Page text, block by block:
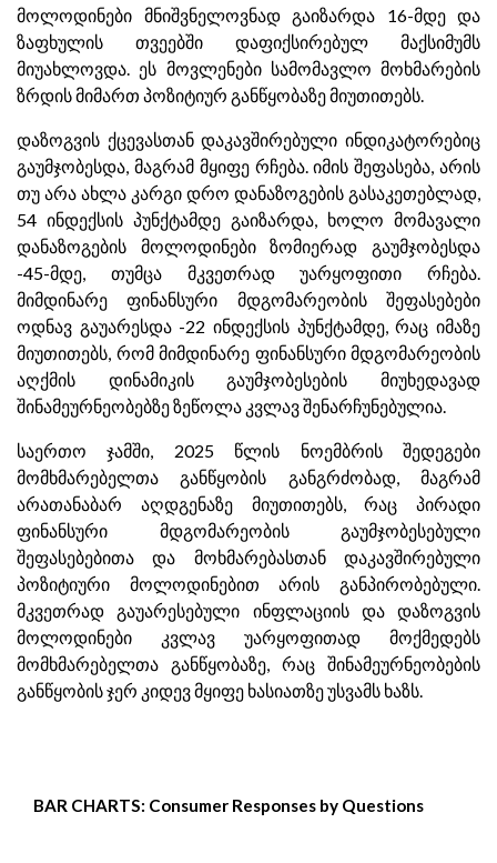
მოლოდინები მნიშვნელოვნად გაიზარდა 16-მდე და
ზაფხულის თვეებში დაფიქსირებულ მაქსიმუმს
მიუახლოვდა. ეს მოვლენები სამომავლო მოხმარების
ზრდის მიმართ პოზიტიურ განწყობაზე მიუთითებს.
დაზოგვის ქცევასთან დაკავშირებული ინდიკატორებიც
გაუმჯობესდა, მაგრამ მყიფე რჩება. იმის შეფასება, არის
თუ არა ახლა კარგი დრო დანაზოგების გასაკეთებლად,
54 ინდექსის პუნქტამდე გაიზარდა, ხოლო მომავალი
დანაზოგების მოლოდინები ზომიერად გაუმჯობესდა
-45-მდე, თუმცა მკვეთრად უარყოფითი რჩება.
მიმდინარე ფინანსური მდგომარეობის შეფასებები
ოდნავ გაუარესდა -22 ინდექსის პუნქტამდე, რაც იმაზე
მიუთითებს, რომ მიმდინარე ფინანსური მდგომარეობის
აღქმის დინამიკის გაუმჯობესების მიუხედავად
შინამეურნეობებზე ზეწოლა კვლავ შენარჩუნებულია.
საერთო ჯამში, 2025 წლის ნოემბრის შედეგები
მომხმარებელთა განწყობის განგრძობად, მაგრამ
არათანაბარ აღდგენაზე მიუთითებს, რაც პირადი
ფინანსური მდგომარეობის გაუმჯობესებული
შეფასებებითა და მოხმარებასთან დაკავშირებული
პოზიტიური მოლოდინებით არის განპირობებული.
მკვეთრად გაუარესებული ინფლაციის და დაზოგვის
მოლოდინები კვლავ უარყოფითად მოქმედებს
მომხმარებელთა განწყობაზე, რაც შინამეურნეობების
განწყობის ჯერ კიდევ მყიფე ხასიათზე უსვამს ხაზს.
BAR CHARTS: Consumer Responses by Questions